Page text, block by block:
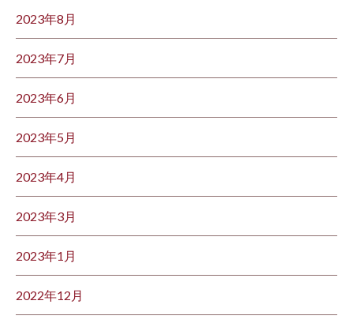
2023年8月
2023年7月
2023年6月
2023年5月
2023年4月
2023年3月
2023年1月
2022年12月